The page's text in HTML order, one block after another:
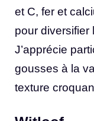
et C, fer et
pour diversifier
J’apprécie
gousses à la
texture